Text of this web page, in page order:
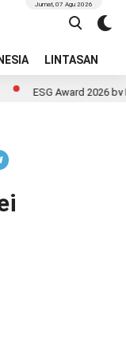
LINTASAN
Jumat, 07 Agu 2026
ESG Award 2026